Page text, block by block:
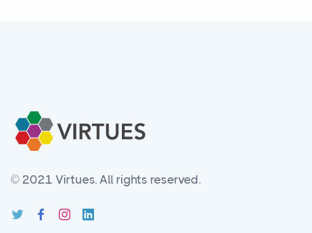
© 2021 Virtues. All rights reserved.